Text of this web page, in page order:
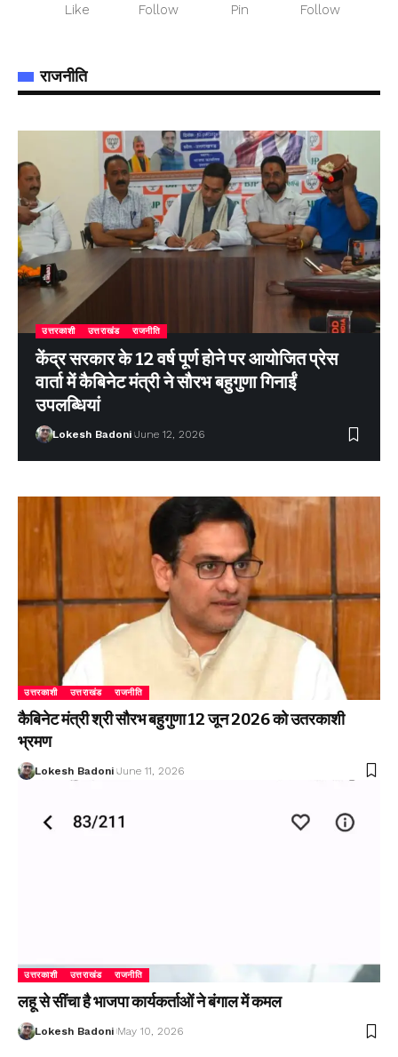
Like Follow Pin Follow
राजनीति
उत्तरकाशी उत्तराखंड राजनीति
केंद्र सरकार के 12 वर्ष पूर्ण होने पर आयोजित प्रेस
वार्ता में कैबिनेट मंत्री ने सौरभ बहुगुणा गिनाईं
उपलब्धियां
Lokesh Badoni June 12, 2026
उत्तरकाशी उत्तराखंड राजनीति
कैबिनेट मंत्री श्री सौरभ बहुगुणा 12 जून 2026 को उतरकाशी
भ्रमण
Lokesh Badoni June 11, 2026
उत्तरकाशी उत्तराखंड राजनीति
लहू से सींचा है भाजपा कार्यकर्ताओं ने बंगाल में कमल
Lokesh Badoni May 10, 2026